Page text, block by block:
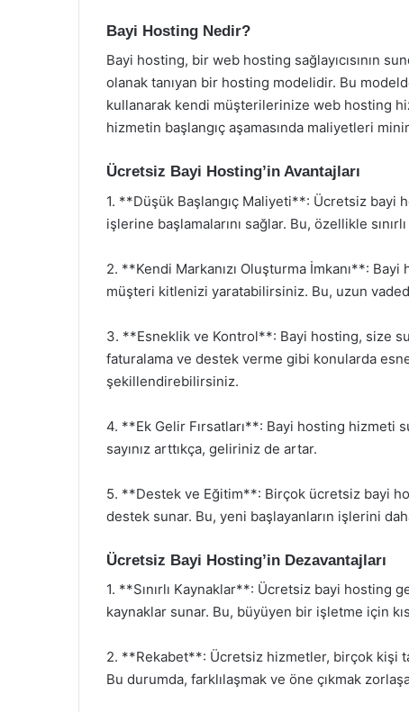
Bayi Hosting Nedir?
Bayi hosting, bir web hosting sağlayıcısının
olanak tanıyan bir hosting modelidir. Bu
kullanarak kendi müşterilerinize web hosting
hizmetin başlangıç aşamasında maliyetleri
Ücretsiz Bayi Hosting’in Avantajları
1. **Düşük Başlangıç Maliyeti**: Ücretsiz
işlerine başlamalarını sağlar. Bu, özellikle
2. **Kendi Markanızı Oluşturma İmkanı**:
müşteri kitlenizi yaratabilirsiniz. Bu, uzun
3. **Esneklik ve Kontrol**: Bayi hosting, size
faturalama ve destek verme gibi konularda
şekillendirebilirsiniz.
4. **Ek Gelir Fırsatları**: Bayi hosting hizmeti
sayınız arttıkça, geliriniz de artar.
5. **Destek ve Eğitim**: Birçok ücretsiz bayi
destek sunar. Bu, yeni başlayanların işlerini
Ücretsiz Bayi Hosting’in Dezavantajları
1. **Sınırlı Kaynaklar**: Ücretsiz bayi hosting
kaynaklar sunar. Bu, büyüyen bir işletme için
2. **Rekabet**: Ücretsiz hizmetler, birçok kişi
Bu durumda, farklılaşmak ve öne çıkmak